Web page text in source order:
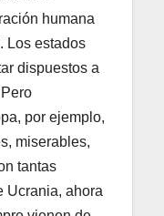
humana
Los estados
dispuestos a
por ejemplo,
miserables,
tantas
Ucrania, ahora